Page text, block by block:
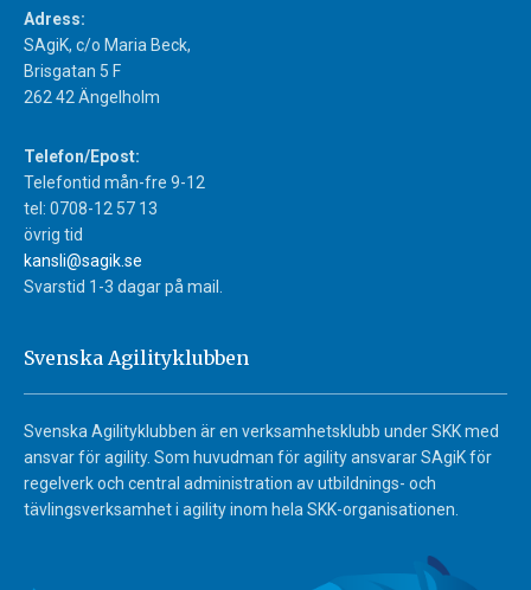
Adress:
SAgiK, c/o Maria Beck,
Brisgatan 5 F
262 42 Ängelholm
Telefon/Epost:
Telefontid mån-fre 9-12
tel: 0708-12 57 13
övrig tid
kansli@sagik.se
Svarstid 1-3 dagar på mail.
Svenska Agilityklubben
Svenska Agilityklubben är en verksamhetsklubb under SKK med
ansvar för agility. Som huvudman för agility ansvarar SAgiK för
regelverk och central administration av utbildnings- och
tävlingsverksamhet i agility inom hela SKK-organisationen.